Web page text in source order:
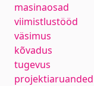
masinaosad
viimistlustööd
väsimus
kõvadus
tugevus
projektiaruanded